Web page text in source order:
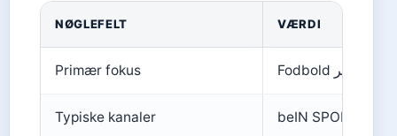
NØGLEFELT VÆRDI
Primær fokus Fodbold بث مباشر
Typiske kanaler beIN SPORTS,